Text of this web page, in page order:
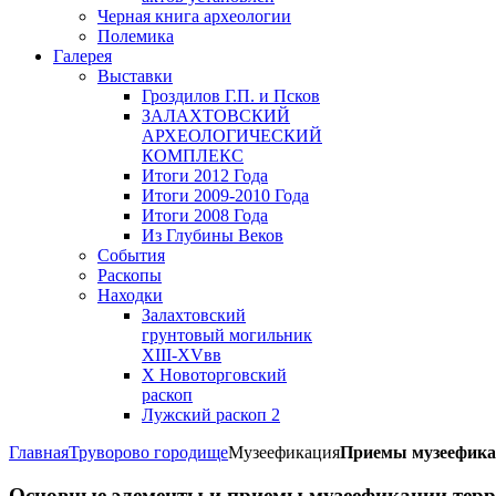
Черная книга археологии
Полемика
Галерея
Выставки
Гроздилов Г.П. и Псков
ЗАЛАХТОВСКИЙ
АРХЕОЛОГИЧЕСКИЙ
КОМПЛЕКС
Итоги 2012 Года
Итоги 2009-2010 Года
Итоги 2008 Года
Из Глубины Веков
События
Раскопы
Находки
Залахтовский
грунтовый могильник
XIII-XVвв
X Новоторговский
раскоп
Лужский раскоп 2
ГлавнаяТруворово городищеМузеефикацияПриемы